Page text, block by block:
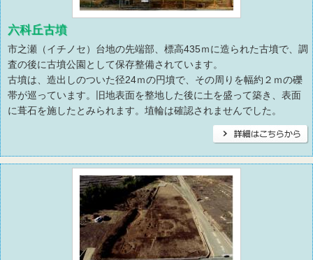
六科丘古墳
市之瀬（イチノセ）台地の先端部、標高435ｍに造られた古墳で、調
査の後に古墳公園として保存整備されています。
古墳は、造出しのついた径24ｍの円墳で、その周りを幅約２ｍの礫
帯が巡っています。旧地表面を整地した後に土を盛って築き、表面
に葺石を施したとみられます。埴輪は確認されませんでした。